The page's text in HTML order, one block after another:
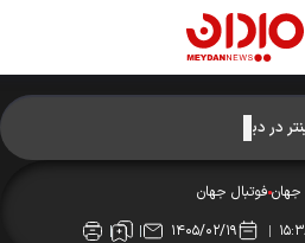
دیداری دوستانه
فوتبال جهان
۱۴۰۵/۰۲/۱۹